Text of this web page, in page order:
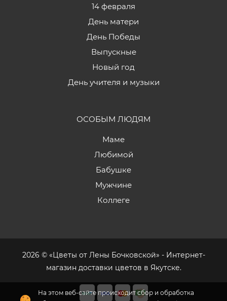
На этом веб-сайте происходит сбор и обработка
14 февраля
День матери
День Победы
Выпускные
Новый год
День учителя и музыки
ОСОБЫМ ЛЮДЯМ
Маме
Любимой
Бабушке
Мужчине
Коллеге
2026 © «Цветы от Лены Бочковской» - Интернет-
магазин доставки цветов в Якутске.